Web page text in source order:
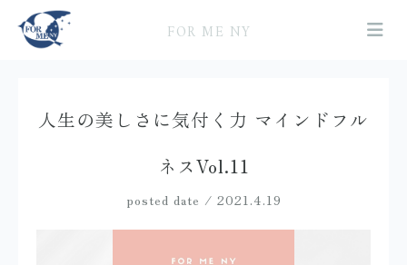
FOR ME NY
人生の美しさに気付く力 マインドフル
ネスVol.11
posted date / 2021.4.19